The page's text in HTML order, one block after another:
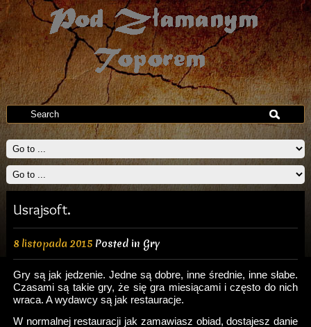
Usrajsoft.
8 listopada 2015Posted in Gry
Gry są jak jedzenie. Jedne są dobre, inne średnie, inne słabe.
Czasami są takie gry, że się gra miesiącami i często do nich
wraca. A wydawcy są jak restauracje.
W normalnej restauracji jak zamawiasz obiad, dostajesz danie